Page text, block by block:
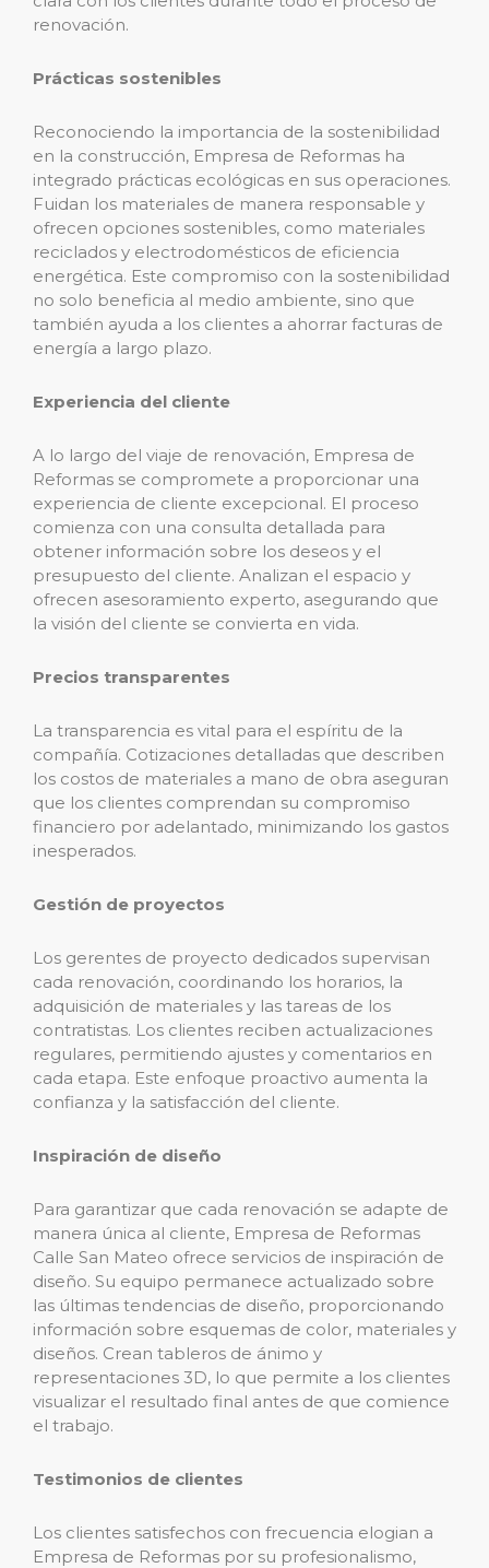
renovación.
Prácticas sostenibles
Reconociendo la importancia de la sostenibilidad
en la construcción, Empresa de Reformas ha
integrado prácticas ecológicas en sus operaciones.
Fuidan los materiales de manera responsable y
ofrecen opciones sostenibles, como materiales
reciclados y electrodomésticos de eficiencia
energética. Este compromiso con la sostenibilidad
no solo beneficia al medio ambiente, sino que
también ayuda a los clientes a ahorrar facturas de
energía a largo plazo.
Experiencia del cliente
A lo largo del viaje de renovación, Empresa de
Reformas se compromete a proporcionar una
experiencia de cliente excepcional. El proceso
comienza con una consulta detallada para
obtener información sobre los deseos y el
presupuesto del cliente. Analizan el espacio y
ofrecen asesoramiento experto, asegurando que
la visión del cliente se convierta en vida.
Precios transparentes
La transparencia es vital para el espíritu de la
compañía. Cotizaciones detalladas que describen
los costos de materiales a mano de obra aseguran
que los clientes comprendan su compromiso
financiero por adelantado, minimizando los gastos
inesperados.
Gestión de proyectos
Los gerentes de proyecto dedicados supervisan
cada renovación, coordinando los horarios, la
adquisición de materiales y las tareas de los
contratistas. Los clientes reciben actualizaciones
regulares, permitiendo ajustes y comentarios en
cada etapa. Este enfoque proactivo aumenta la
confianza y la satisfacción del cliente.
Inspiración de diseño
Para garantizar que cada renovación se adapte de
manera única al cliente, Empresa de Reformas
Calle San Mateo ofrece servicios de inspiración de
diseño. Su equipo permanece actualizado sobre
las últimas tendencias de diseño, proporcionando
información sobre esquemas de color, materiales y
diseños. Crean tableros de ánimo y
representaciones 3D, lo que permite a los clientes
visualizar el resultado final antes de que comience
el trabajo.
Testimonios de clientes
Los clientes satisfechos con frecuencia elogian a
Empresa de Reformas por su profesionalismo,